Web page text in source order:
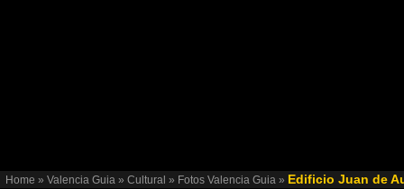
Home » Valencia Guia » Cultural » Fotos Valencia Guia » Edificio Juan de